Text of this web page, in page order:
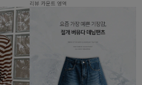
리뷰 카운트 영역